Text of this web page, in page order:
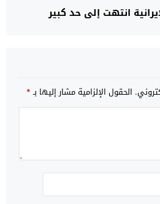
انتهت إلى حد كبير
الحقول الإلزامية مشار إليها بـ*